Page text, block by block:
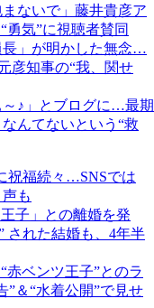
ないで」藤井貴彦ア
勇気”に視聴者賛同
長」が明かした無念…
彦知事の“我、関せ
♪」とブログに…最期
んてないという“救
祝福続々…SNSでは
も
子」との離婚を発
された結婚も、4年半
赤ベンツ王子”とのラ
＆“水着公開”で見せ